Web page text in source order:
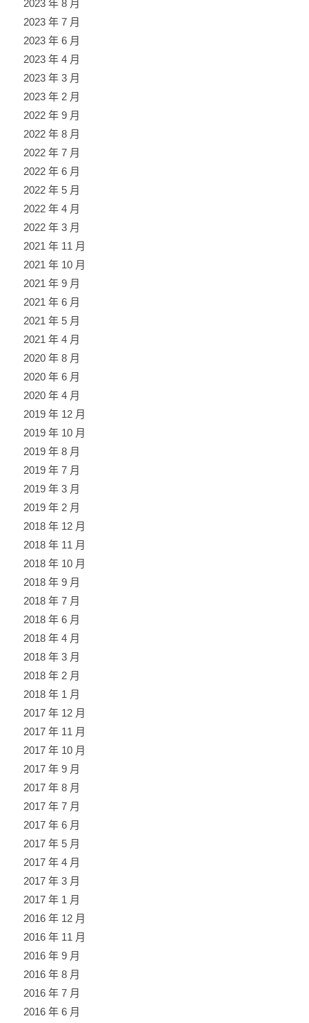
2023 年 8 月
2023 年 7 月
2023 年 6 月
2023 年 4 月
2023 年 3 月
2023 年 2 月
2022 年 9 月
2022 年 8 月
2022 年 7 月
2022 年 6 月
2022 年 5 月
2022 年 4 月
2022 年 3 月
2021 年 11 月
2021 年 10 月
2021 年 9 月
2021 年 6 月
2021 年 5 月
2021 年 4 月
2020 年 8 月
2020 年 6 月
2020 年 4 月
2019 年 12 月
2019 年 10 月
2019 年 8 月
2019 年 7 月
2019 年 3 月
2019 年 2 月
2018 年 12 月
2018 年 11 月
2018 年 10 月
2018 年 9 月
2018 年 7 月
2018 年 6 月
2018 年 4 月
2018 年 3 月
2018 年 2 月
2018 年 1 月
2017 年 12 月
2017 年 11 月
2017 年 10 月
2017 年 9 月
2017 年 8 月
2017 年 7 月
2017 年 6 月
2017 年 5 月
2017 年 4 月
2017 年 3 月
2017 年 1 月
2016 年 12 月
2016 年 11 月
2016 年 9 月
2016 年 8 月
2016 年 7 月
2016 年 6 月